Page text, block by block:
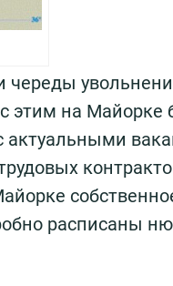
череды
с этим на Майорке
актуальными
расписаны